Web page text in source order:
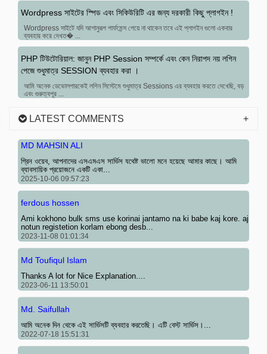
Wordpress সাইটের স্পিড এবং সিকিউরিটি এর জন্য দরকারী কিছু প্লাগইন !
Wordpress সাইটে যদি আশানুরূপ পার্ফমেন্স পেয়ে না থাকেন তবে এই প্লাগইন গুলো একবার
ব্যবহার করে দেখত� ...
PHP টিউটোরিয়াল: জানুন PHP Session সম্পর্কে এবং কেন নিরাপদ নয় লগিন
পেজে শুধুমাত্র SESSION ব্যবহার করা ।
আমি অনেক ডেভোলপারকেই লগিন সিস্টেমে শুধুমাত্র Sessions এর ব্যবহার করতে দেখেছি, বড়
এবং গুরুত্বপূর ...
LATEST COMMENTS
MD MAHSIN ALI
গ্রিন ওয়েব, আপনাদের এসএমএস সার্ভিস যথেষ্ট ভালো মনে হয়েছে আমার কাছে। আমি
ব্যাবসায়িক প্রয়োজনে একটি একা...
2025-10-06 09:57:23
ferdous hossen
Ami kokhono bulk sms use korinai jantamo na ki babe kaj kore. aj
notun registetion korlam ebong desb...
2023-11-08 01:01:34
Md Toufiqul Islam
Thanks A lot for Nice Explanation....
2023-06-11 13:50:01
Md. Saifullah
আমি অনেক দিন থেকে এই সার্ভিসটি ব্যবহার করতেছি। এটি বেস্ট সার্ভিস।...
2022-07-18 15:51:31